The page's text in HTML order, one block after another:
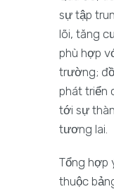
sự tập
lõi, tăng
phù hợp
trường;
phát triển
tới sự
tương lai.
Tổng hợp
thuộc